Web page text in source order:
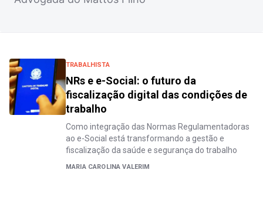
TRABALHISTA
NRs e e-Social: o futuro da
fiscalização digital das condições de
trabalho
Como integração das Normas Regulamentadoras
ao e-Social está transformando a gestão e
fiscalização da saúde e segurança do trabalho
MARIA CAROLINA VALERIM